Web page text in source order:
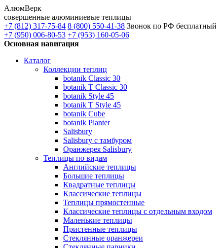
АлюмВерк
совершенные алюминиевые теплицы
+7 (812) 317-75-84 8 (800) 550-41-38 Звонок по РФ бесплатный
+7 (950) 006-80-53 +7 (953) 160-05-06
Основная навигация
Каталог
Коллекции теплиц
botanik Classic 30
botanik T Classic 30
botanik Style 45
botanik Т Style 45
botanik Cube
botanik Planter
Salisbury
Salisbury с тамбуром
Оранжерея Salisbury
Теплицы по видам
Английские теплицы
Большие теплицы
Квадратные теплицы
Классические теплицы
Теплицы прямостенные
Классические теплицы с отдельным входом
Маленькие теплицы
Пристенные теплицы
Стеклянные оранжереи